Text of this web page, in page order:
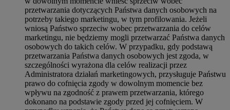
przetwarzania dotyczących Państwa danych osobowych na
potrzeby takiego marketingu, w tym profilowania. Jeżeli
wniosą Państwo sprzeciw wobec przetwarzania do celów
marketingu, nie będziemy mogli przetwarzać Państwa danych
osobowych do takich celów. W przypadku, gdy podstawą
przetwarzania Państwa danych osobowych jest zgoda, w
szczególności wyrażona dla celów realizacji przez
Administratora działań marketingowych, przysługuje Państwu
prawo do cofnięcia zgody w dowolnym momencie bez
wpływu na zgodność z prawem przetwarzania, którego
dokonano na podstawie zgody przed jej cofnięciem. W